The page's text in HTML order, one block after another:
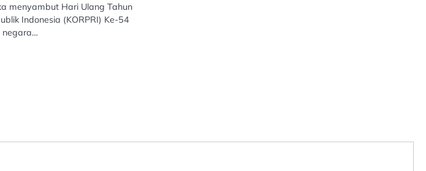
menyambut Hari Ulang Tahun
Indonesia (KORPRI) Ke-54
negara…